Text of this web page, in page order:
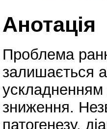
Анотація
Проблема
залишається
ускладненням
зниження.
патогенезу,